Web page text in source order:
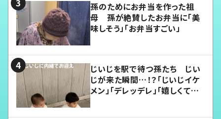
孫のためにお弁当を作った祖
母 孫が絶賛したお弁当に「美
味しそう」「お弁当すごい」
じいじを駅で待つ孫たち じい
じが来た瞬間…！？「じいじイケ
メン」「デレッデレ」「嬉しくて可